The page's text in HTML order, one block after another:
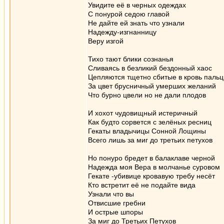
Увидите её в черных одеждах
С понурой седою главой
Не дайте ей знать что узнали
Надежду-изгнанницу
Веру изгой
Тихо тают блики сознанья
Сливаясь в безликий бездонный хаос
Цепляются тщетно сбитые в кровь
За цвет брусничный умерших желаний
Что бурно цвели но не дали плодов
И хохот чудовищный истеричный
Как будто сорвется с зелёных ресниц
Гекаты владычицы Сонной Лощины
Всего лишь за миг до третьих петухов
Но понуро бредет в балаклаве черной
Надежда моя Вера в молчанье суровом
Гекате -убивице кровавую требу несёт
Кто встретит её не подайте вида
Узнали что вы
Отвисшие гребни
И острые шпоры
За миг до Третьих Петухов